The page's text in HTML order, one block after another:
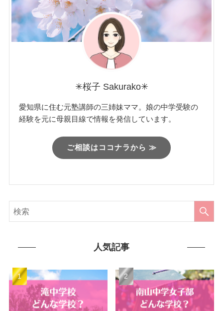
✳︎桜子 Sakurako✳︎
愛知県に住む元塾講師の三姉妹ママ。娘の中学受験の
経験を元に母親目線で情報を発信しています。
ご相談はココナラから ≫
人気記事